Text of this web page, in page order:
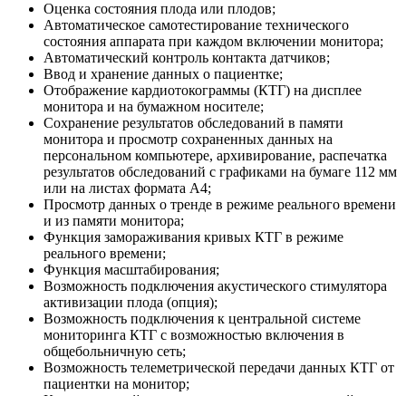
Оценка состояния плода или плодов;
Автоматическое самотестирование технического
состояния аппарата при каждом включении монитора;
Автоматический контроль контакта датчиков;
Ввод и хранение данных о пациентке;
Отображение кардиотокограммы (КТГ) на дисплее
монитора и на бумажном носителе;
Сохранение результатов обследований в памяти
монитора и просмотр сохраненных данных на
персональном компьютере, архивирование, распечатка
результатов обследований с графиками на бумаге 112 мм
или на листах формата A4;
Просмотр данных о тренде в режиме реального времени
и из памяти монитора;
Функция замораживания кривых КТГ в режиме
реального времени;
Функция масштабирования;
Возможность подключения акустического стимулятора
активизации плода (опция);
Возможность подключения к центральной системе
мониторинга КТГ с возможностью включения в
общебольничную сеть;
Возможность телеметрической передачи данных КТГ от
пациентки на монитор;